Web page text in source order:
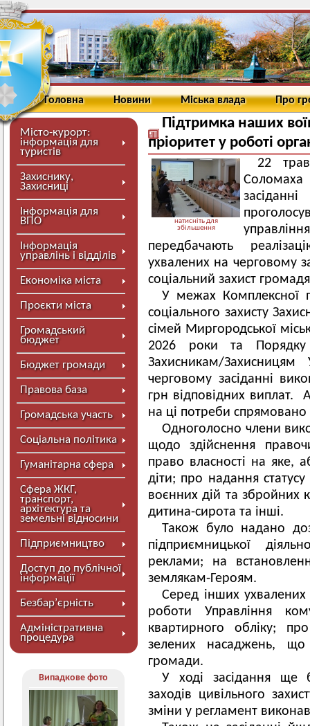
Головна Новини Міська влада Про
Місто-курорт:
інформація для
туристів
Захиснику,
Захисниці
Інформація для
ВПО
Інформація
управлінь і відділів
Економіка міста
Проєкти міста
Громадський
бюджет
Бюджет громади
Правова база
Громадська участь
Соціальна політика
Гуманітарна сфера
Сфера ЖКГ,
транспорт,
архітектура та
земельні відносини
Підприємництво
Доступ до публічної
інформації
Безбар’єрність
Адміністративна
процедура
Випадкове фото
Підтримка наших
пріоритет у роботі
натисніть для
збільшення
22
передбачають
ухвалених на черговому
соціальний захист
У межах Комплексної
соціального захисту
сімей Миргородської
2026 роки та Порядку
Захисникам/
черговому засіданні
грн відповідних виплат.
на ці потреби
Одноголосно члени
щодо здійснення
право власності на яке,
діти; про надання
воєнних дій та збройних
дитина-сирота та інші.
Також було надано
підприємницької
реклами; на
землякам-Героям.
Серед інших ухвалених
роботи Управління
квартирного обліку;
зелених насаджень,
громади.
У ході засідання ще
заходів цивільного
зміни у регламент